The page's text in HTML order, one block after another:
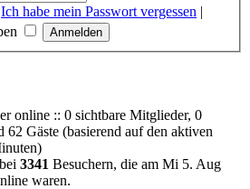
Ich habe mein Passwort vergessen |
online :: 0 sichtbare Mitglieder, 0
Gäste (basierend auf den aktiven
3341 Besuchern, die am Mi 5. Aug
waren.